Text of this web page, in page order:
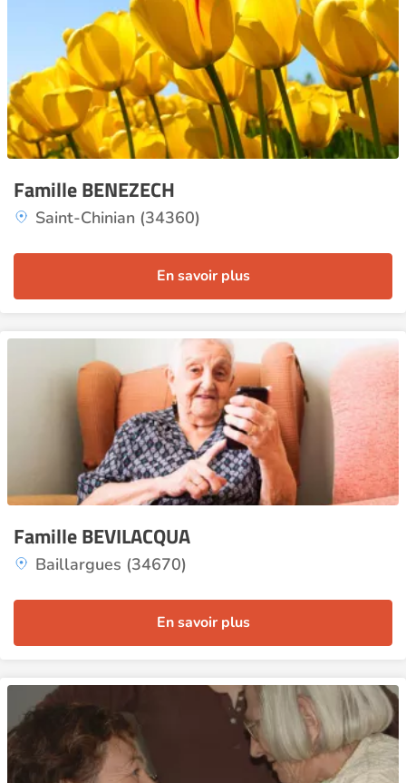
Famille BENEZECH
Saint-Chinian (34360)
En savoir plus
Famille BEVILACQUA
Baillargues (34670)
En savoir plus